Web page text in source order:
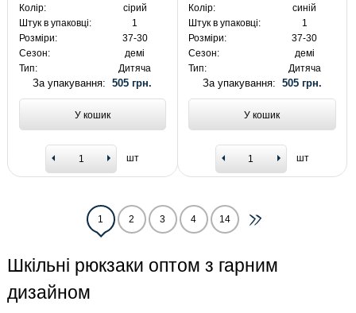
Колір:
сірий
Штук в упаковці:
1
Розміри:
37-30
Сезон:
демі
Тип:
Дитяча
За упакування:505 грн.
У кошик
шт
Колір:
синій
Штук в упаковці:
1
Розміри:
37-30
Сезон:
демі
Тип:
Дитяча
За упакування: 505 грн.
У кошик
шт
1 2 3 4 14
Шкільні рюкзаки оптом з гарним
дизайном